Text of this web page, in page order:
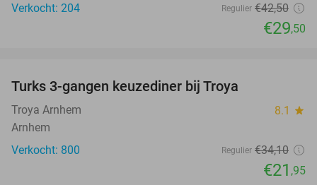
Verkocht: 204
Regulier €42,50
€29,50
Turks 3-gangen keuzediner bij Troya
Troya Arnhem 8.1 star
Arnhem
Verkocht: 800
Regulier €34,10
€21 ,95